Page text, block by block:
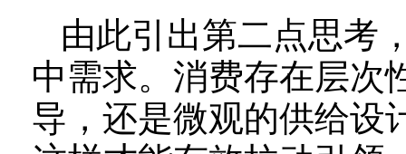
由此引出第二点思考
中需求。消费存在层次
导，还是微观的供给设